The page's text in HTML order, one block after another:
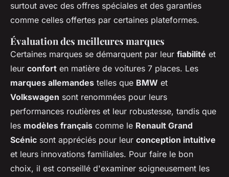
surtout avec des offres spéciales et des garanties
comme celles offertes par certaines plateformes.
Évaluation des meilleures marques
Certaines marques se démarquent par leur fiabilité et
leur confort en matière de voitures 7 places. Les
marques allemandes telles que BMW et
Volkswagen sont renommées pour leurs
performances routières et leur robustesse, tandis que
les modèles français comme le Renault Grand
Scénic sont appréciés pour leur conception intuitive
et leurs innovations familiales. Pour faire le bon
choix, il est conseillé d'examiner soigneusement les